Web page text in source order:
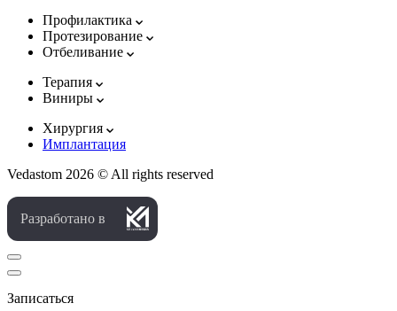
Профилактика
Протезирование
Отбеливание
Терапия
Виниры
Хирургия
Имплантация
Vedastom 2026 © All rights reserved
Разработано в
Записаться